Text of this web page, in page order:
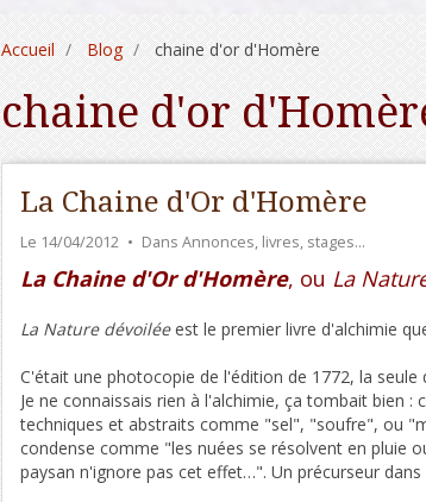
Accueil Blog chaine d'or d'Homère
chaine d'or
La Chaine d'Or d'Homère
Le 14/04/2012 Dans Annonces, livres, stages…
La Chaine d'Or d'Homère, ou La
La Nature dévoiléeest le premier livre d'alchimie
C'était une photocopie de l'édition de 1772, la seule
Je ne connaissais rien à l'alchimie, ça tombait bien
techniques et abstraits comme "sel", "soufre", ou
condense comme "les nuées se résolvent en pluie
paysan n'ignore pas cet effet…". Un précurseur